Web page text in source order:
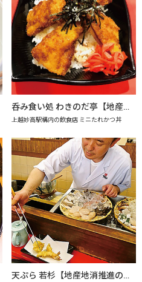
呑み食い処 わきのだ亭【地産地消の店認定店】
上越妙高駅構内の飲食店 ミニたれかつ丼
天ぷら 若杉【地産地消推進の店「プレミアム認定店」】